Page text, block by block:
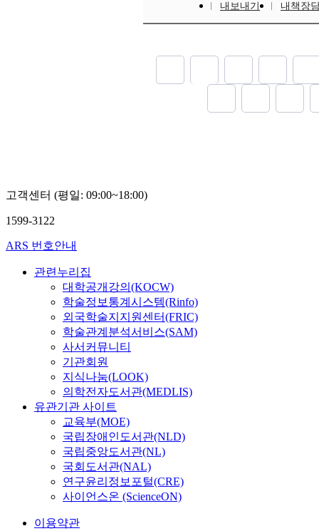
내보내기 내책장
고객센터 (평일: 09:00~18:00)
1599-3122
ARS 번호안내
관련누리집
대학공개강의(KOCW)
학술정보통계시스템(Rinfo)
외국학술지지원센터(FRIC)
학술관계분석서비스(SAM)
사서커뮤니티
기관회원
지식나눔(LOOK)
의학전자도서관(MEDLIS)
유관기관 사이트
교육부(MOE)
국립장애인도서관(NLD)
국립중앙도서관(NL)
국회도서관(NAL)
연구윤리정보포털(CRE)
사이언스온 (ScienceON)
이용약관